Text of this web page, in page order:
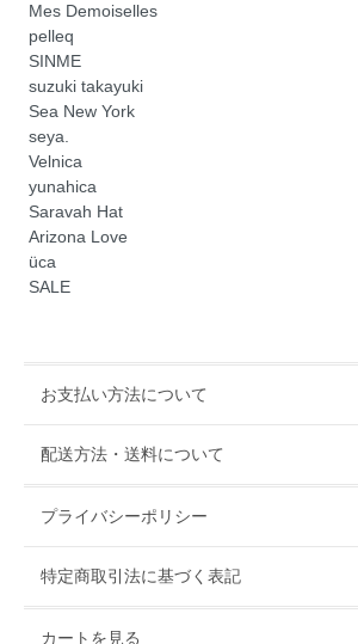
Mes Demoiselles
pelleq
SINME
suzuki takayuki
Sea New York
seya.
Velnica
yunahica
Saravah Hat
Arizona Love
üca
SALE
お支払い方法について
配送方法・送料について
プライバシーポリシー
特定商取引法に基づく表記
カートを見る